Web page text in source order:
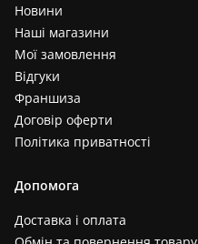
Новини
Наші магазини
Мої замовлення
Відгуки
Франшиза
Договір оферти
Політика приватності
Допомога
Доставка і оплата